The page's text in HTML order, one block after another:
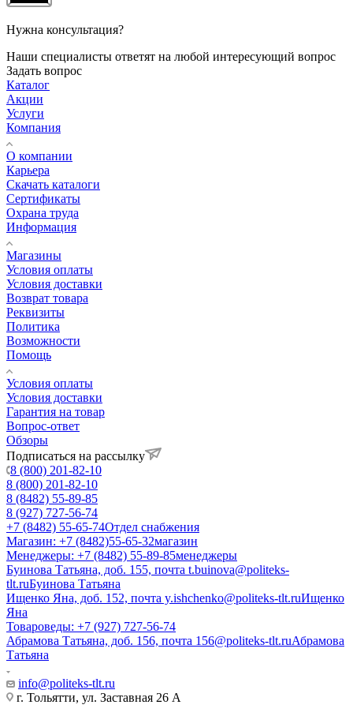
Нужна консультация?
Наши специалисты ответят на любой интересующий вопрос
Задать вопрос
Каталог
Акции
Услуги
Компания
О компании
Карьера
Cкачать каталоги
Сертификаты
Охрана труда
Информация
Магазины
Условия оплаты
Условия доставки
Возврат товара
Реквизиты
Политика
Возможности
Помощь
Условия оплаты
Условия доставки
Гарантия на товар
Вопрос-ответ
Обзоры
Подписаться на рассылку
8 (800) 201-82-10
8 (800) 201-82-10
8 (8482) 55-89-85
8 (927) 727-56-74
+7 (8482) 55-65-74Отдел снабжения
Магазин: +7 (8482)55-65-32магазин
Менеджеры: +7 (8482) 55-89-85менеджеры
Буинова Татьяна, доб. 155, почта t.buinova@politeks-
tlt.ruБуинова Татьяна
Ищенко Яна, доб. 152, почта y.ishchenko@politeks-tlt.ruИщенко
Яна
Товароведы: +7 (927) 727-56-74
Абрамова Татьяна, доб. 156, почта 156@politeks-tlt.ruАбрамова
Татьяна
info@politeks-tlt.ru
г. Тольятти, ул. Заставная 26 А